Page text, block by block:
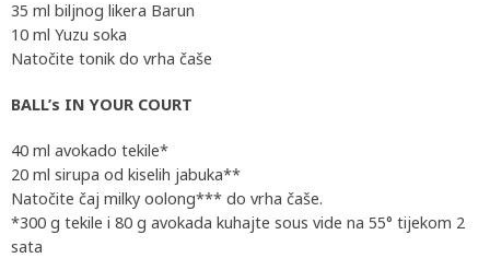
35 ml biljnog likera Barun
10 ml Yuzu soka
Natočite tonik do vrha čaše
BALL’s IN YOUR COURT
40 ml avokado tekile*
20 ml sirupa od kiselih jabuka**
Natočite čaj milky oolong*** do vrha čaše.
*300 g tekile i 80 g avokada kuhajte sous vide na 55° tijekom 2
sata